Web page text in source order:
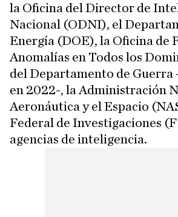
la Oficina del Director de
Nacional (ODNI), el
Energía (DOE), la Oficina de
Anomalías en Todos los
del Departamento de Guerra
en 2022-, la Administración
Aeronáutica y el Espacio
Federal de Investigaciones
agencias de inteligencia.